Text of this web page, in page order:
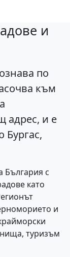
и
по
към
адрес, и е
Бургас,
България с
като
и
туризъм